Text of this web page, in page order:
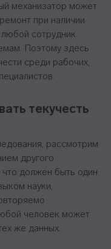
механизатор может
при наличии
сотрудник
Поэтому здесь
среди рабочих,
текучесть
рассмотрим
другого
должен быть один
науки,
человек может
же данных.